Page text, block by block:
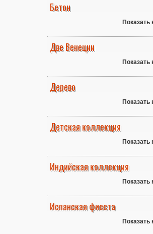
Бетон
Показать
Две Венеции
Показать
Дерево
Показать
Детская коллекция
Показать
Индийская коллекция
Показать
Испанская фиеста
Показать